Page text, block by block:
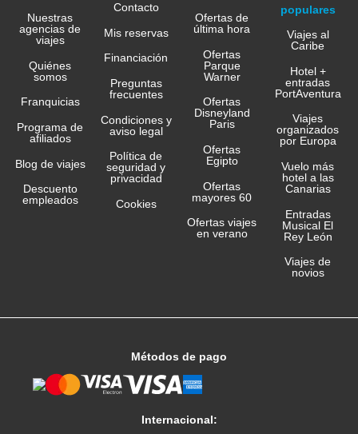
Nuestras
agencias de
viajes
Quiénes
somos
Franquicias
Programa de
afiliados
Blog de viajes
Descuento
empleados
Contacto
Mis reservas
Financiación
Preguntas
frecuentes
Condiciones y
aviso legal
Política de
seguridad y
privacidad
Cookies
Ofertas de
última hora
Ofertas
Parque
Warner
Ofertas
Disneyland
Paris
Ofertas
Egipto
Ofertas
mayores 60
Ofertas viajes
en verano
populares
Viajes al
Caribe
Hotel +
entradas
PortAventura
Viajes
organizados
por Europa
Vuelo más
hotel a las
Canarias
Entradas
Musical El
Rey León
Viajes de
novios
Métodos de pago
Internacional: